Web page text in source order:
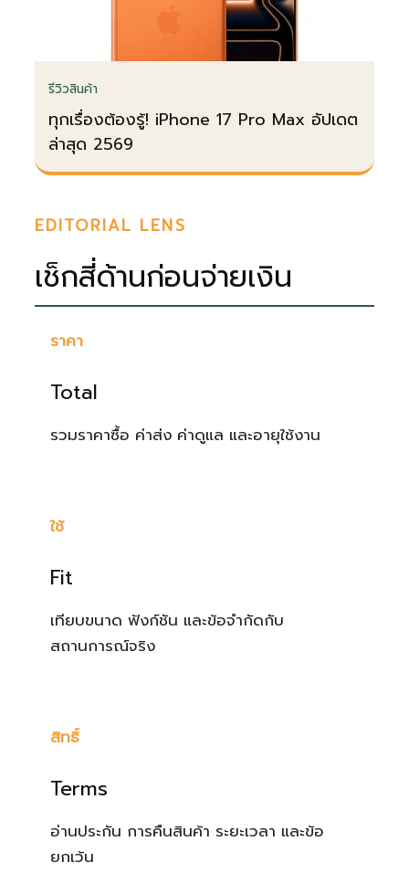
รีวิวสินค้า
ทุกเรื่องต้องรู้! iPhone 17 Pro Max อัปเดต
ล่าสุด 2569
EDITORIAL LENS
เช็กสี่ด้านก่อนจ่ายเงิน
ราคา
Total
รวมราคาซื้อ ค่าส่ง ค่าดูแล และอายุใช้งาน
ใช้
Fit
เทียบขนาด ฟังก์ชัน และข้อจำกัดกับ
สถานการณ์จริง
สิทธิ์
Terms
อ่านประกัน การคืนสินค้า ระยะเวลา และข้อ
ยกเว้น